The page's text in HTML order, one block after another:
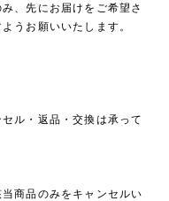
、先にお届けをご希望さ
うお願いいたします。
ル・返品・交換は承って
商品のみをキャンセルい